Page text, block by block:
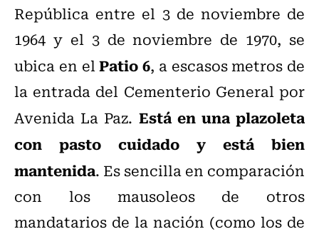
República entre el 3 de noviembre de
1964 y el 3 de noviembre de 1970, se
ubica en elPatio 6, a escasos metros de
la entrada del Cementerio General por
Avenida La Paz. Está en una plazoleta
con pasto cuidado y está bien
mantenida. Es sencilla en comparación
con los mausoleos de otros
mandatarios de la nación (como los de